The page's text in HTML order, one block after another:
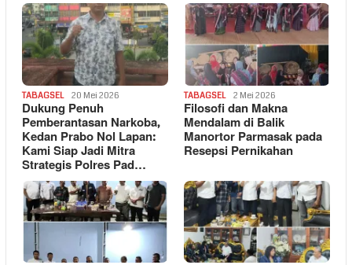
TABAGSEL 20 Mei 2026
Dukung Penuh
Pemberantasan Narkoba,
Kedan Prabo Nol Lapan:
Kami Siap Jadi Mitra
Strategis Polres Pad…
TABAGSEL 2 Mei 2026
Filosofi dan Makna
Mendalam di Balik
Manortor Parmasak pada
Resepsi Pernikahan